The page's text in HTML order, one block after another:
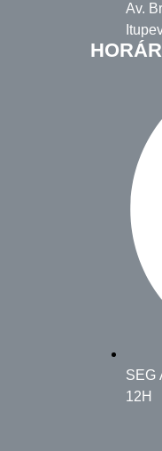
Av.
SEG
12H